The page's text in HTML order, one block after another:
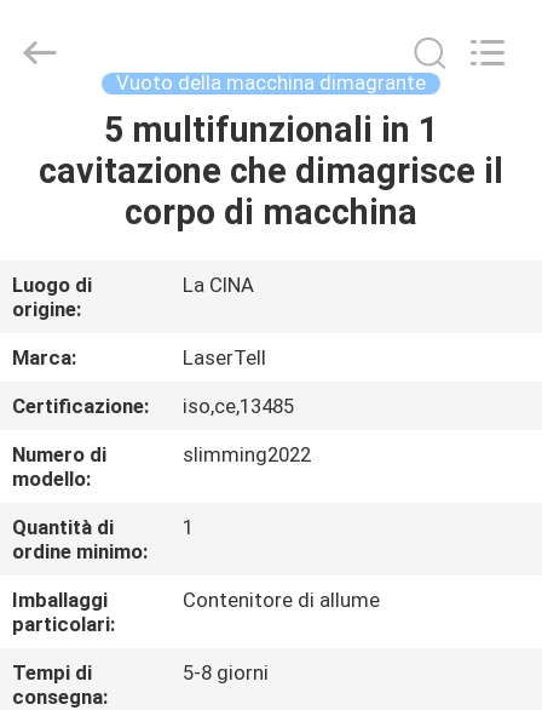
PRODOTTI
CIRCA
NOI
GIRO
DELLA
FABBRICA
CONTROLLO
DI
QUALITÀ
Copyright
ECER
Vuoto della macchina dimagrante
5 multifunzionali in 1
cavitazione che dimagrisce il
corpo di macchina
Luogo di
origine:
La CINA
Marca:
LaserTell
Certificazione:
iso,ce,13485
Numero di
modello:
slimming2022
Quantità di
ordine minimo:
1
Imballaggi
particolari:
Contenitore di allume
Tempi di
consegna:
5-8 giorni